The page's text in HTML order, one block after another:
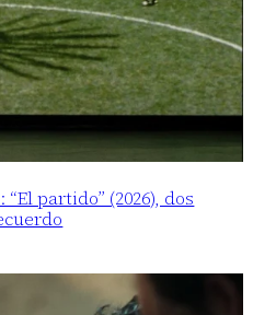
partido” (2026), dos